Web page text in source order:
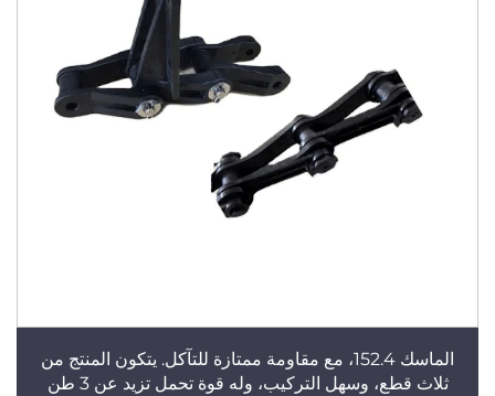
الماسك 152.4، مع مقاومة ممتازة للتآكل. يتكون المنتج من
ثلاث قطع، وسهل التركيب، وله قوة تحمل تزيد عن 3 طن